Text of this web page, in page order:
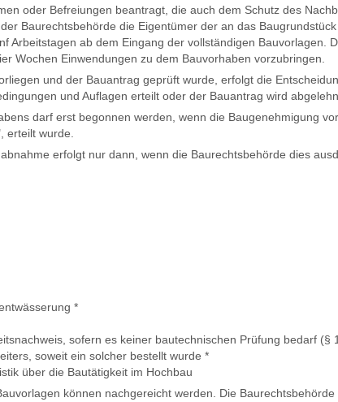
oder Befreiungen beantragt, die auch dem Schutz des
Baurechtsbehörde die Eigentümer der an das
Arbeitstagen ab dem Eingang der vollständigen Bauvorlagen.
Wochen Einwendungen zu dem Bauvorhaben vorzubringen.
und der Bauantrag geprüft wurde, erfolgt die
und Auflagen erteilt oder der Bauantrag wird
darf erst begonnen werden, wenn die Baugenehmigung
erteilt wurde.
erfolgt nur dann, wenn die Baurechtsbehörde dies
*
sofern es keiner bautechnischen Prüfung bedarf (§
soweit ein solcher bestellt wurde *
über die Bautätigkeit im Hochbau
können nachgereicht werden. Die Baurechtsbehörde